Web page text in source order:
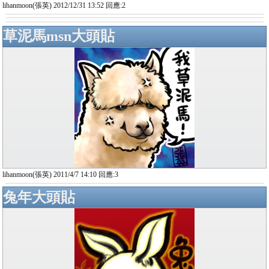
lihanmoon(張英) 2012/12/31 13:52 回應:2
草泥馬msn大頭貼
lihanmoon(張英) 2011/4/7 14:10 回應:3
兔年大頭貼